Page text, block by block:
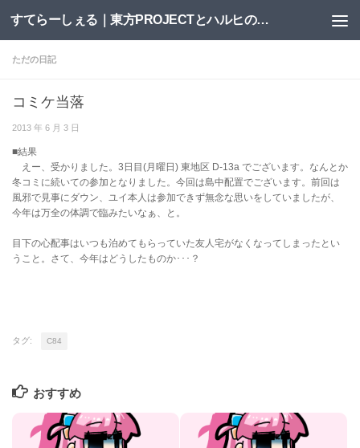
コンテンツへスキップ すてらーしぇる｜東方PROJECTとハルヒの二次創作サイト
ただの日記
コミケ当落
2013 年 6 月 3 日
■結果
えー、受かりました。3日目(月曜日) 東地区 D-13a でございます。なんとか
冬コミに続いての参加となりました。今回は島中配置でございます。前回は
風邪で見事にダウン、ユイ本人は参加できず無念な思いをしていましたが、
今年は万全の体調で臨みたいなぁ、と。
目下の心配事はいつも泊めてもらっていた友人宅がなくなってしまったとい
うこと。さて、今年はどうしたものか･･･？
タグ: C84
おすすめ